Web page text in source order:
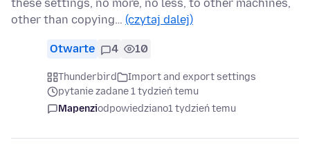
these settings, no more, no less, to other machines,
other than copying… (czytaj dalej)
Otwarte 4 10
Thunderbird
Import and export settings
pytanie zadane 1 tydzień temu
Mapenziodpowiedziano1 tydzień temu